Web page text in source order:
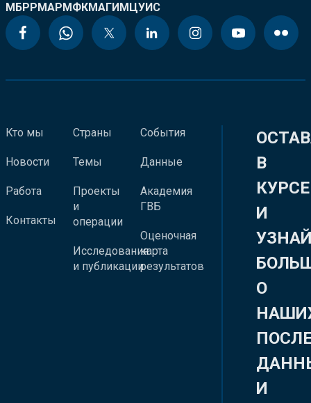
МБРРМАРМФКМАГИМЦУИС
Кто мы
Новости
Работа
Контакты
Страны
Темы
Проекты
и
операции
Исследования
и публикации
События
Данные
Академия
ГВБ
Оценочная
карта
результатов
В
КУРСЕ
И
О
И